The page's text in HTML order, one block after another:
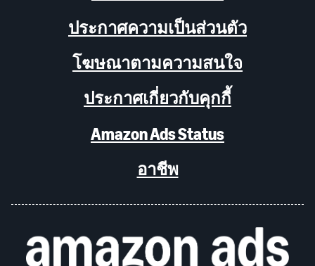
ประกาศความเป็นส่วนตัว
โฆษณาตามความสนใจ
ประกาศเกี่ยวกับคุกกี้
Amazon Ads Status
อาชีพ